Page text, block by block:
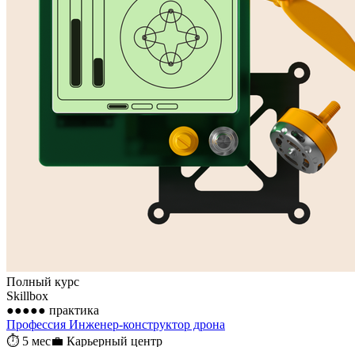
Полный курс
Skillbox
●●●●● практика
Профессия Инженер-конструктор дрона
⏱ 5 мес💼 Карьерный центр